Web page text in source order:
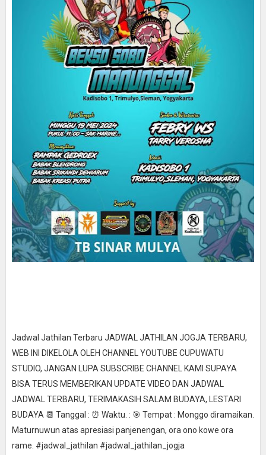
Jadwal Jathilan Terbaru JADWAL JATHILAN JOGJA TERBARU,
WEB INI DIKELOLA OLEH CHANNEL YOUTUBE CUPUWATU
STUDIO, JANGAN LUPA SUBSCRIBE CHANNEL KAMI SUPAYA
BISA TERUS MEMBERIKAN UPDATE VIDEO DAN JADWAL
JADWAL TERBARU, TERIMAKASIH SALAM BUDAYA, LESTARI
BUDAYA 📆 Tanggal : ⏰ Waktu. : 🎯 Tempat : Monggo diramaikan.
Maturnuwun atas apresiasi panjenengan, ora ono kowe ora
rame. #jadwal_jathilan #jadwal_jathilan_jogja